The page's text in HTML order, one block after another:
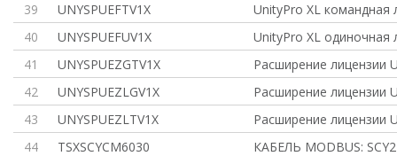
39
UNYSPUEFTV1X
UnityPro XL командная
40
UNYSPUEFUV1X
UnityPro XL одиночная
41
UNYSPUEZGTV1X
Расширение лицензии
42
UNYSPUEZLGV1X
Расширение лицензии
43
UNYSPUEZLTV1X
Расширение лицензии
44
TSXSCYCM6030
КАБЕЛЬ MODBUS: